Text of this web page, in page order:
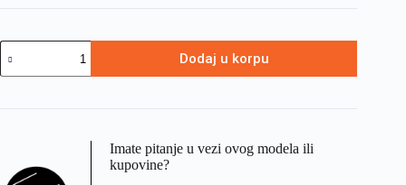
Dodaj u korpu
Imate pitanje u vezi ovog modela ili
kupovine?